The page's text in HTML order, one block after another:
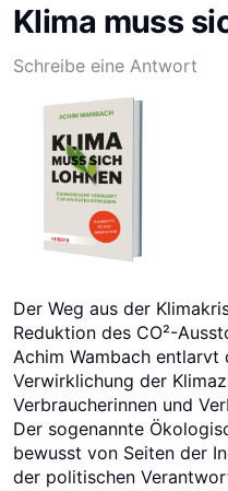
Klima muss
Schreibe eine Antwort
Der Weg aus der
Reduktion des CO²-
Achim Wambach entlarvt
Verwirklichung der
Verbraucherinnen und
Der sogenannte
bewusst von Seiten der
der politischen